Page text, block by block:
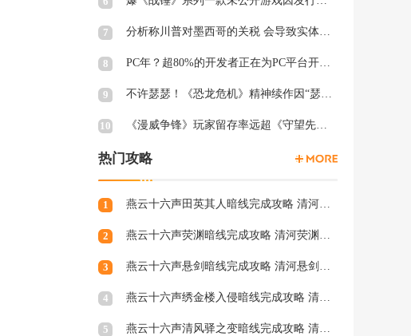
7 分析称川普对墨西哥的关税 会导致实体游戏价格上涨
8 PC年？超80%的开发者正在为PC平台开发游戏 NS2为8%
9 不许瑟瑟！《恐龙危机》精神续作因“瑟瑟Mod”拒绝登陆PC
10 《漫威争锋》玩家留存率远超《守望先锋2》、《绝地潜兵2》等游戏
热门攻略
1 燕云十六声田英其人暗线完成攻略 清河田英其人暗涌怎么触发
2 燕云十六声荧渊暗线完成攻略 清河荧渊暗涌怎么触发
3 燕云十六声悬剑暗线完成攻略 清河悬剑暗涌怎么触发
4 燕云十六声绣金楼入侵暗线完成攻略 清河绣金楼入侵暗涌怎么触发
5 燕云十六声清风驿之变暗线完成攻略 清河清风驿之变暗涌怎么触发